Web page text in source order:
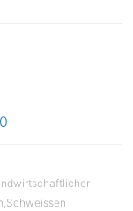
,Schweissen